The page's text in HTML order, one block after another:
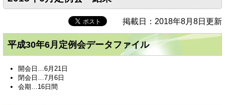
掲載日：2018年8月8日更新
平成30年6月定例会データファイル
開会日…6月21日
閉会日…7月6日
会期…16日間